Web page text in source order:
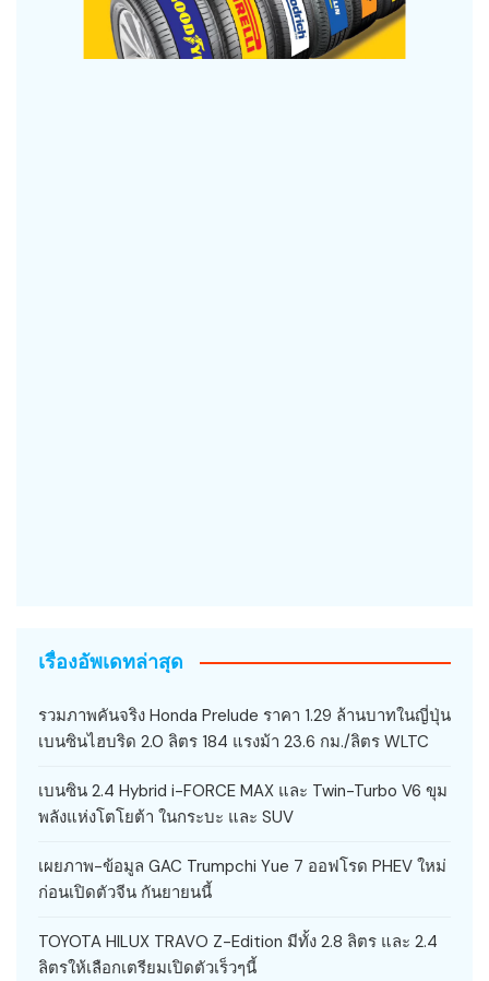
เรื่องอัพเดทล่าสุด
รวมภาพคันจริง Honda Prelude ราคา 1.29 ล้านบาทในญี่ปุ่น
เบนซินไฮบริด 2.0 ลิตร 184 แรงม้า 23.6 กม./ลิตร WLTC
เบนซิน 2.4 Hybrid i-FORCE MAX และ Twin-Turbo V6 ขุม
พลังแห่งโตโยต้า ในกระบะ และ SUV
เผยภาพ-ข้อมูล GAC Trumpchi Yue 7 ออฟโรด PHEV ใหม่
ก่อนเปิดตัวจีน กันยายนนี้
TOYOTA HILUX TRAVO Z-Edition มีทั้ง 2.8 ลิตร และ 2.4
ลิตรให้เลือกเตรียมเปิดตัวเร็วๆนี้